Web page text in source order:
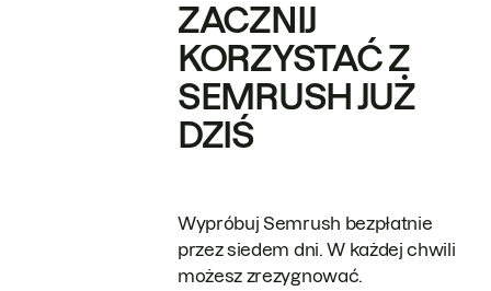
ZACZNIJ
KORZYSTAĆ Z
SEMRUSH JUŻ
DZIŚ
Wypróbuj Semrush bezpłatnie
przez siedem dni. W każdej chwili
możesz zrezygnować.